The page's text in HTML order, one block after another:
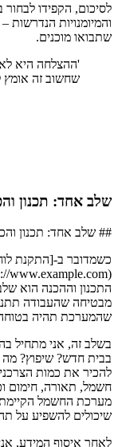
לסיכום, הקפידו
והמיומנויות
שתבואו מוכנים.
'ההצלחה היא לא
שחשוב זה אומץ
שלב אחד: תכנון
## שלב אחד: תכנון
כשמדובר ב-[התקנת
התכנון וההכנה הוא
מבטיחה שהעבודה
שהמערכת תהיה
בשלב זה, אני מתחיל
בבית חדש? שיפוץ?
להכיר את כמות
חשמל, תאורה, חימום
מערכת החשמל
שיכולים להשפיע על
לאחר איסוף המידע,